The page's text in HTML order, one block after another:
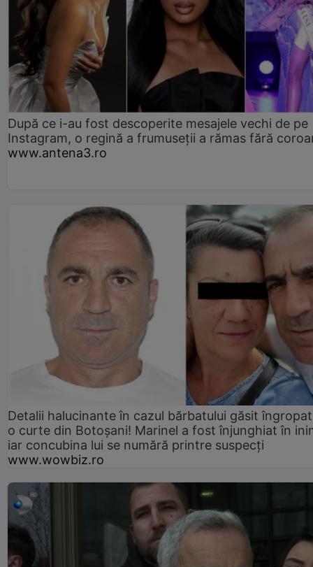
După ce i-au fost descoperite mesajele vechi de pe
Instagram, o regină a frumuseții a rămas fără
www.antena3.ro
Detalii halucinante în cazul bărbatului găsit
o curte din Botoșani! Marinel a fost înjunghiat în
iar concubina lui se numără printre suspecți
www.wowbiz.ro